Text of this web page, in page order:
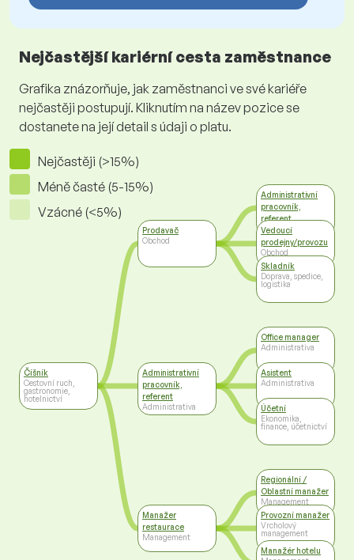
Nejčastější kariérní cesta zaměstnance
Grafika znázorňuje, jak zaměstnanci ve své kariéře
nejčastěji postupují. Kliknutím na název pozice se
dostanete na její detail s údaji o platu.
Nejčastěji (>15%)
Méně časté (5-15%)
Vzácné (<5%)
Číšník
Cestovní ruch,
gastronomie,
hotelnictví
Prodavač
Obchod
Administrativní
pracovník,
referent
Administrativa
Manažer
restaurace
Management
Administrativní
pracovník,
referent
Administrativa
Vedoucí
prodejny/provozu
Obchod
Skladník
Doprava, spedice,
logistika
Office manager
Administrativa
Asistent
Administrativa
Účetní
Ekonomika,
finance, účetnictví
Regionální /
Oblastní manažer
Management
Provozní manažer
Vrcholový
management
Manažér hotelu